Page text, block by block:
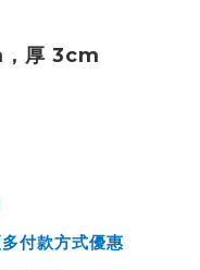
，厚 3cm
付款方式優惠